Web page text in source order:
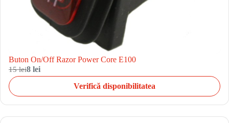
Buton On/Off Razor Power Core E100
15 lei8 lei
Verifică disponibilitatea